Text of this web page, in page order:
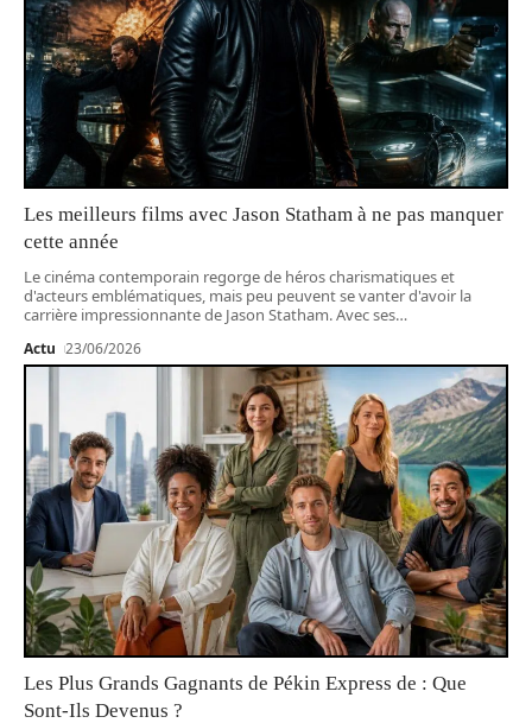
Les meilleurs films avec Jason Statham à ne pas manquer
cette année
Le cinéma contemporain regorge de héros charismatiques et
d'acteurs emblématiques, mais peu peuvent se vanter d'avoir la
carrière impressionnante de Jason Statham. Avec ses…
Actu 23/06/2026
Les Plus Grands Gagnants de Pékin Express de : Que
Sont-Ils Devenus ?